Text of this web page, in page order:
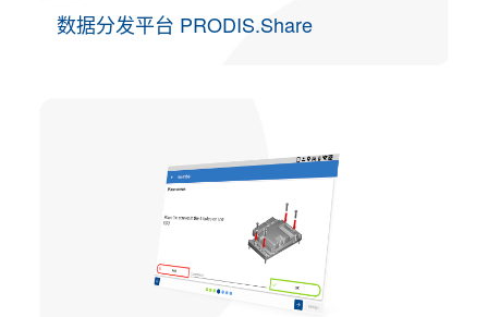
数据分发平台 PRODIS.Share